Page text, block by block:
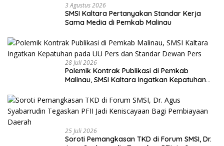
3 Agustus 2026
SMSI Kaltara Pertanyakan Standar Kerja
Sama Media di Pemkab Malinau
28 Juli 2026
Polemik Kontrak Publikasi di Pemkab
Malinau, SMSI Kaltara Ingatkan Kepatuhan
25 Juli 2026
Soroti Pemangkasan TKD di Forum SMSI, Dr.